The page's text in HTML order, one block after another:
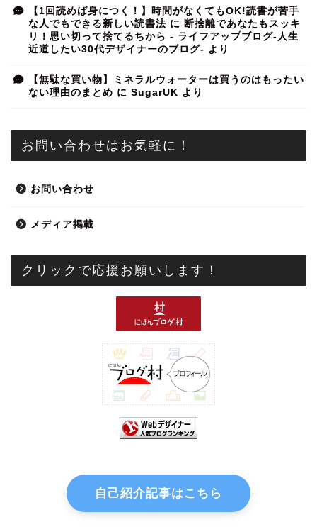
【1回読めば身につく！】時間がなくてもOK!読書が苦手
な人でもできる新しい読書法 に 断捨離であなたもスッキ
リ！思い切って捨てるちから - ライフアップブログ-人生
近道したい30代デザイナーのブログ- より
【無駄な買い物】ミネラルウォーターは買うのはもったい
ない理由のまとめ に SugarUK より
お問い合わせはお気軽に！
お問い合わせ
メディア掲載
クリックで応援お願いします！
自己紹介記事はこちら